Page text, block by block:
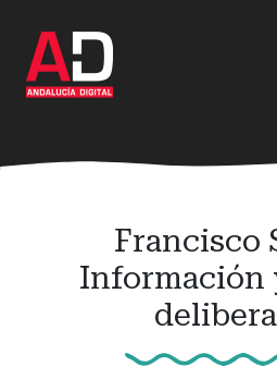
contenido
principal
Francisco
Información